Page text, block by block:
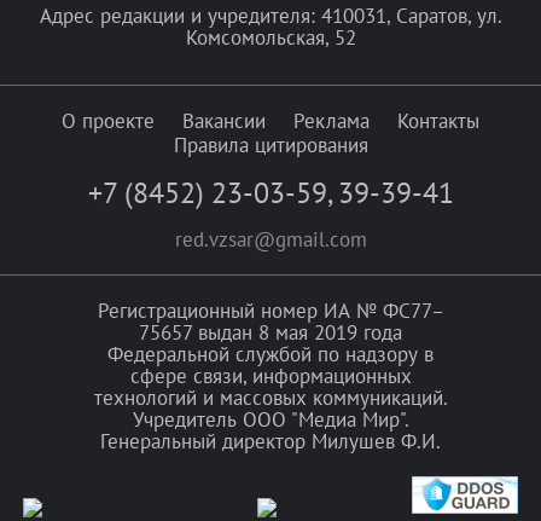
Адрес редакции и учредителя: 410031, Саратов, ул.
Комсомольская, 52
О проекте Вакансии Реклама
Контакты
Правила цитирования
+7 (8452) 23-03-59, 39-39-41
red.vzsar@gmail.com
Регистрационный номер ИА № ФС77–
75657 выдан 8 мая 2019 года
Федеральной службой по надзору в
сфере связи, информационных
технологий и массовых коммуникаций.
Учредитель ООО "Медиа Мир".
Генеральный директор Милушев Ф.И.